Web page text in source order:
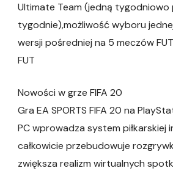
Ultimate Team (jedną tygodniowo
tygodnie),możliwość wyboru
wersji pośredniej na 5 meczów
FUT
Nowości w grze FIFA 20
Gra EA SPORTS FIFA 20 na
PC wprowadza system piłkarskiej
całkowicie przebudowuje
zwiększa realizm wirtualnych